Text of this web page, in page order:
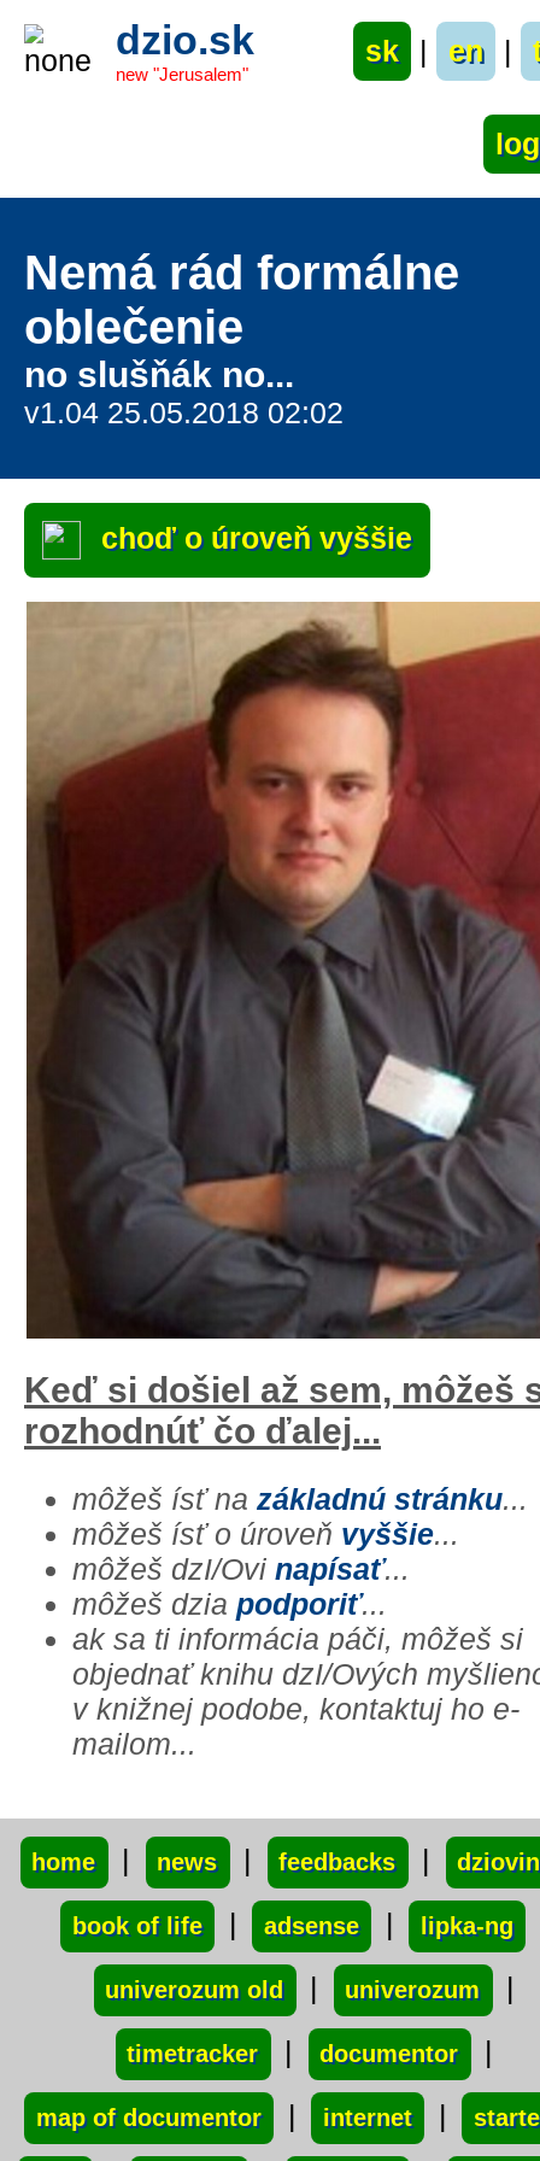
dzio.sk
new "Jerusalem"
sk | en |
Nemá rád formálne
oblečenie
no slušňák no...
v1.04 25.05.2018 02:02
choď o úroveň vyššie
Keď si došiel až sem, môžeš
rozhodnúť čo ďalej...
môžeš ísť na základnú stránku...
môžeš ísť o úroveň vyššie...
môžeš dzI/Ovi napísať...
môžeš dzia podporiť...
ak sa ti informácia páči, môžeš si
objednať knihu dzI/Ových
v knižnej podobe, kontaktuj ho e-
mailom...
home | news | feedbacks |
book of life | adsense | lipka-ng
univerozum old | univerozum |
timetracker | documentor |
map of documentor | internet |